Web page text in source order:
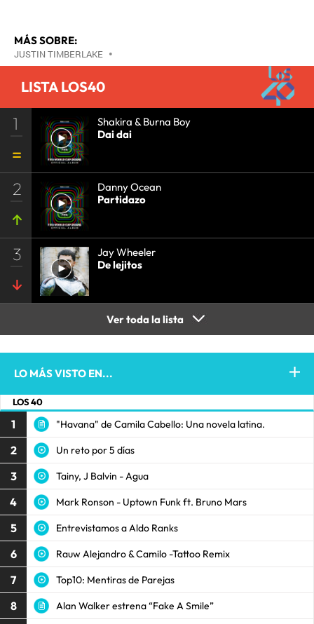
MÁS SOBRE:
JUSTIN TIMBERLAKE •
LISTA LOS40
1
Shakira & Burna Boy
Dai dai
2
Danny Ocean
Partidazo
3
Jay Wheeler
De lejitos
Ver toda la lista
LO MÁS VISTO EN...
LOS 40
1 "Havana" de Camila Cabello: Una novela latina.
2 Un reto por 5 días
3 Tainy, J Balvin - Agua
4 Mark Ronson - Uptown Funk ft. Bruno Mars
5 Entrevistamos a Aldo Ranks
6 Rauw Alejandro & Camilo -Tattoo Remix
7 Top10: Mentiras de Parejas
8 Alan Walker estrena “Fake A Smile”